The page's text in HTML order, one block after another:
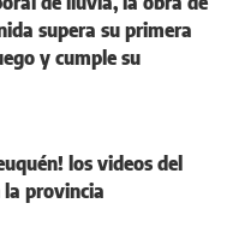
supera su primera
y cumple su
los videos del
provincia